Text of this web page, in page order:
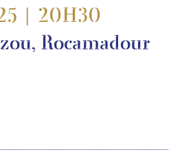
| 20H30
Rocamadour